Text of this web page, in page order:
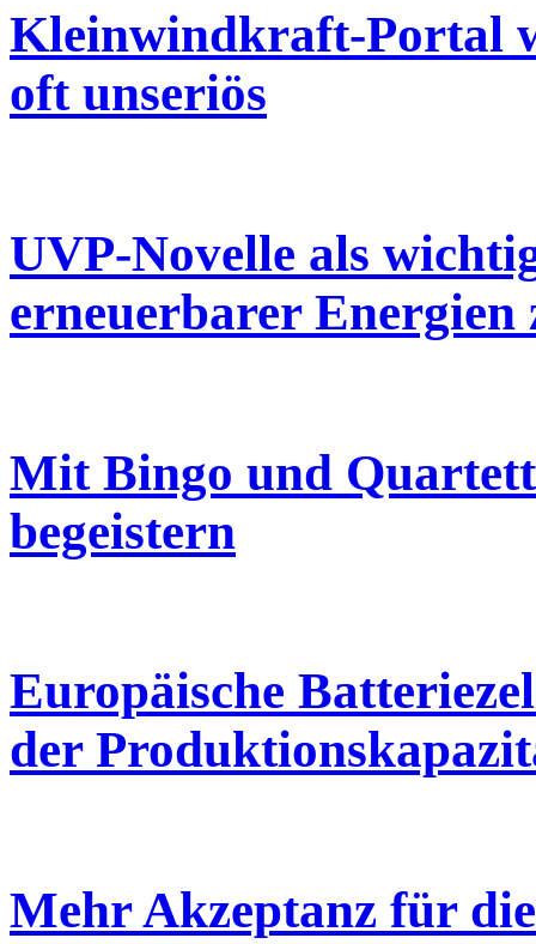
Kleinwindkraft-Portal
oft unseriös
UVP-Novelle als
erneuerbarer Energien
Mit Bingo und
begeistern
Europäische
der
Mehr Akzeptanz für